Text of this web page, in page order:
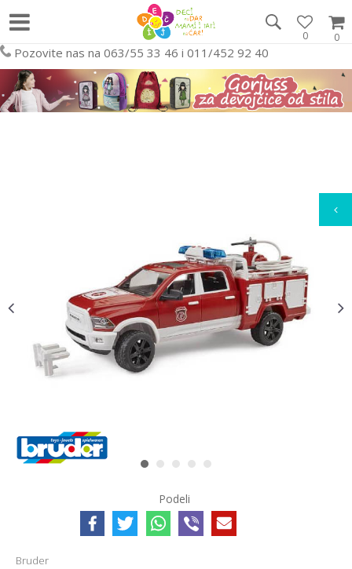
0
0
Pozovite nas na 063/55 33 46 i 011/452 92 40
1 2 3 4 5
Podeli
Bruder